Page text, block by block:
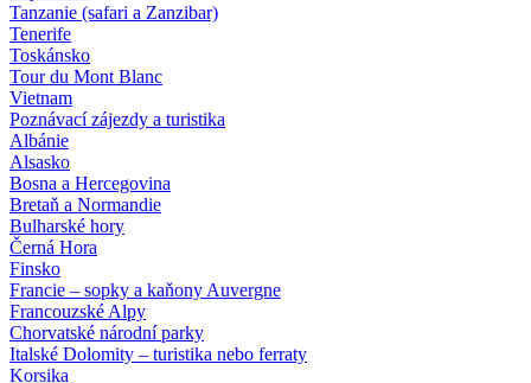
Tanzanie (safari a Zanzibar)
Tenerife
Toskánsko
Tour du Mont Blanc
Vietnam
Poznávací zájezdy a turistika
Albánie
Alsasko
Bosna a Hercegovina
Bretaň a Normandie
Bulharské hory
Černá Hora
Finsko
Francie – sopky a kaňony Auvergne
Francouzské Alpy
Chorvatské národní parky
Italské Dolomity – turistika nebo ferraty
Korsika